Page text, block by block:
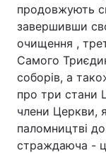
продовжують
завершивши
очищення ,
Самого
соборів, а
про три стани
члени Церкви,
паломництві
страждаюча -